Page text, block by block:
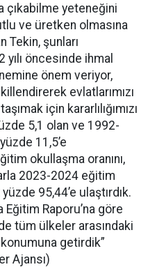
çıkabilme yeteneğini
ve üretken olmasına
Tekin, şunları
yılı öncesinde ihmal
önem veriyor,
evlatlarımızı
için kararlılığımızı
5,1 olan ve 1992-
11,5’e
okullaşma oranını,
2023-2024 eğitim
95,44’e ulaştırdık.
Eğitim Raporu’na göre
tüm ülkeler arasındaki
getirdik”
Ajansı)